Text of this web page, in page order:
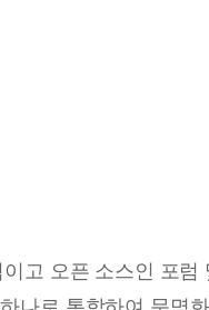
고 오픈 소스인 포럼